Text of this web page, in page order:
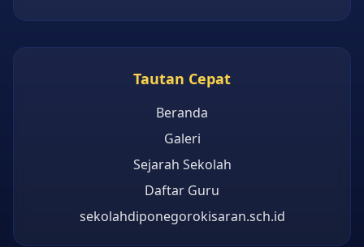
Tautan Cepat
Beranda
Galeri
Sejarah Sekolah
Daftar Guru
sekolahdiponegorokisaran.sch.id